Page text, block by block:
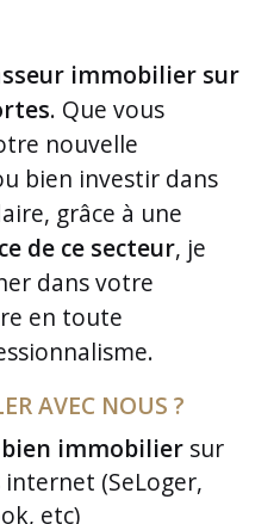
immobilier sur
. Que vous
nouvelle
bien investir dans
grâce à une
de ce secteur, je
dans votre
en toute
AVEC NOUS ?
immobiliersur
(SeLoger,
etc)